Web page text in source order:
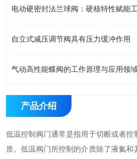
电动硬密封法兰球阀：硬核特性赋能
自立式减压调节阀具有压力缓冲作用
气动高性能蝶阀的工作原理与应用领
产品介绍
低温控制阀门通常是指用于切断或者控
质。低温阀门所控制的介质除了液氮